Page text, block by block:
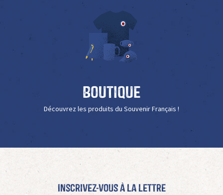
Boutique
Découvrez les produits du Souvenir Français !
Inscrivez-vous à La Lettre